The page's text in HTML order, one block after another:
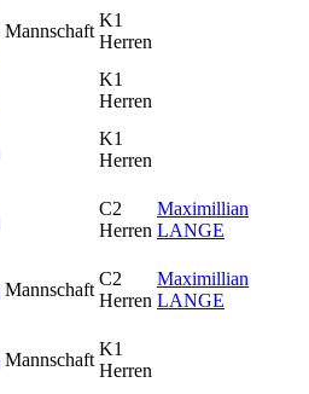
Mannschaft
K1
Herren
K1
Herren
K1
Herren
C2
Herren
Maximillian
LANGE
Mannschaft
C2
Herren
Maximillian
LANGE
Mannschaft
K1
Herren